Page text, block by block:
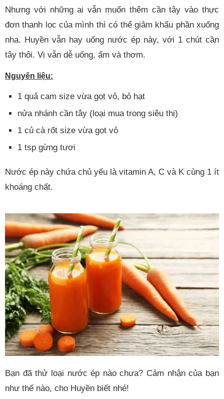
Nhưng với những ai vẫn muốn thêm cần tây vào thực
đơn thanh lọc của mình thì có thể giảm khẩu phần xuống
nha. Huyền vẫn hay uống nước ép này, với 1 chút cần
tây thôi. Vị vẫn dễ uống, ấm và thơm.
Nguyên liệu:
1 quả cam size vừa gọt vỏ, bỏ hạt
nửa nhánh cần tây (loại mua trong siêu thị)
1 củ cà rốt size vừa gọt vỏ
1 tsp gừng tươi
Nước ép này chứa chủ yếu là vitamin A, C và K cùng 1 ít
khoáng chất.
Bạn đã thử loại nước ép nào chưa? Cảm nhận của bạn
như thế nào, cho Huyền biết nhé!